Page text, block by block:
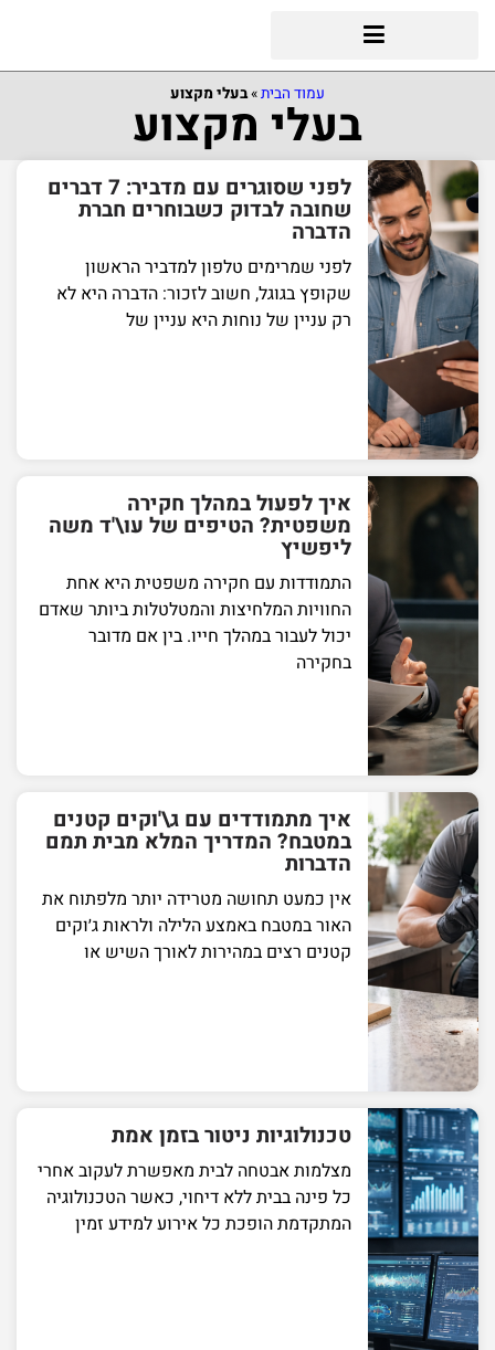
עמוד הבית»בעלי מקצוע
בעלי מקצוע
לפני שסוגרים עם מדביר: 7 דברים
שחובה לבדוק כשבוחרים חברת
הדברה
לפני שמרימים טלפון למדביר הראשון
שקופץ בגוגל, חשוב לזכור: הדברה היא לא
רק עניין של נוחות היא עניין של
איך לפעול במהלך חקירה
משפטית? הטיפים של עו\'ד משה
ליפשיץ
התמודדות עם חקירה משפטית היא אחת
החוויות המלחיצות והמטלטלות ביותר שאדם
יכול לעבור במהלך חייו. בין אם מדובר
בחקירה
איך מתמודדים עם ג\'וקים קטנים
במטבח? המדריך המלא מבית תמם
הדברות
אין כמעט תחושה מטרידה יותר מלפתוח את
האור במטבח באמצע הלילה ולראות ג׳וקים
קטנים רצים במהירות לאורך השיש או
טכנולוגיות ניטור בזמן אמת
מצלמות אבטחה לבית מאפשרת לעקוב אחרי
כל פינה בבית ללא דיחוי, כאשר הטכנולוגיה
המתקדמת הופכת כל אירוע למידע זמין